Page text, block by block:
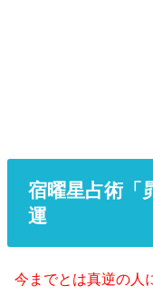
宿曜星占術「
運
今までとは真逆の人